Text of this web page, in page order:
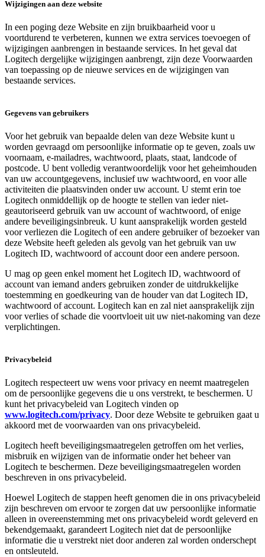
Wijzigingen aan deze website
In een poging deze Website en zijn bruikbaarheid voor u
voortdurend te verbeteren, kunnen we extra services toevoegen of
wijzigingen aanbrengen in bestaande services. In het geval dat
Logitech dergelijke wijzigingen aanbrengt, zijn deze Voorwaarden
van toepassing op de nieuwe services en de wijzigingen van
bestaande services.
Gegevens van gebruikers
Voor het gebruik van bepaalde delen van deze Website kunt u
worden gevraagd om persoonlijke informatie op te geven, zoals uw
voornaam, e-mailadres, wachtwoord, plaats, staat, landcode of
postcode. U bent volledig verantwoordelijk voor het geheimhouden
van uw accountgegevens, inclusief uw wachtwoord, en voor alle
activiteiten die plaatsvinden onder uw account. U stemt erin toe
Logitech onmiddellijk op de hoogte te stellen van ieder niet-
geautoriseerd gebruik van uw account of wachtwoord, of enige
andere beveiligingsinbreuk. U kunt aansprakelijk worden gesteld
voor verliezen die Logitech of een andere gebruiker of bezoeker van
deze Website heeft geleden als gevolg van het gebruik van uw
Logitech ID, wachtwoord of account door een andere persoon.
U mag op geen enkel moment het Logitech ID, wachtwoord of
account van iemand anders gebruiken zonder de uitdrukkelijke
toestemming en goedkeuring van de houder van dat Logitech ID,
wachtwoord of account. Logitech kan en zal niet aansprakelijk zijn
voor verlies of schade die voortvloeit uit uw niet-nakoming van deze
verplichtingen.
Privacybeleid
Logitech respecteert uw wens voor privacy en neemt maatregelen
om de persoonlijke gegevens die u ons verstrekt, te beschermen. U
kunt het privacybeleid van Logitech vinden op
www.logitech.com/privacy. Door deze Website te gebruiken gaat u
akkoord met de voorwaarden van ons privacybeleid.
Logitech heeft beveiligingsmaatregelen getroffen om het verlies,
misbruik en wijzigen van de informatie onder het beheer van
Logitech te beschermen. Deze beveiligingsmaatregelen worden
beschreven in ons privacybeleid.
Hoewel Logitech de stappen heeft genomen die in ons privacybeleid
zijn beschreven om ervoor te zorgen dat uw persoonlijke informatie
alleen in overeenstemming met ons privacybeleid wordt geleverd en
bekendgemaakt, garandeert Logitech niet dat de persoonlijke
informatie die u verstrekt niet door anderen zal worden onderschept
en ontsleuteld.